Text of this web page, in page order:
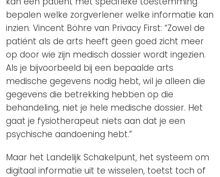
bepalen welke zorgverlener welke informatie kan
inzien. Vincent Böhre van Privacy First: “Zowel de
patiënt als de arts heeft geen goed zicht meer
op door wie zijn medisch dossier wordt ingezien.
Als je bijvoorbeeld bij een bepaalde arts
medische gegevens nodig hebt, wil je alleen die
gegevens die betrekking hebben op die
behandeling, niet je hele medische dossier. Het
gaat je fysiotherapeut niets aan dat je een
psychische aandoening hebt.”
Maar het Landelijk Schakelpunt, het systeem om
digitaal informatie uit te wisselen, toetst toch of